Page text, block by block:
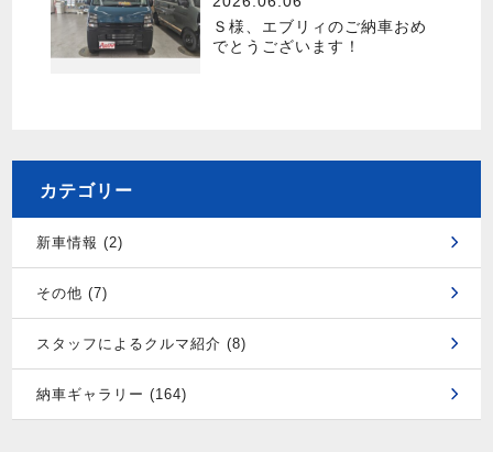
Ｓ様、エブリィのご納車おめ
でとうございます！
カテゴリー
新車情報 (2)
その他 (7)
スタッフによるクルマ紹介 (8)
納車ギャラリー (164)